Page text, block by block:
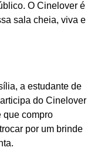
O Cinelover é
sala cheia, viva e
a estudante de
do Cinelover
que compro
por um brinde